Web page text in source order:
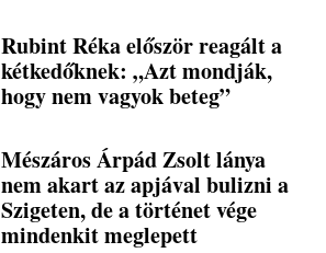
Rubint Réka először reagált a
kétkedőknek: „Azt mondják,
hogy nem vagyok beteg”
Mészáros Árpád Zsolt lánya
nem akart az apjával bulizni a
Szigeten, de a történet vége
mindenkit meglepett